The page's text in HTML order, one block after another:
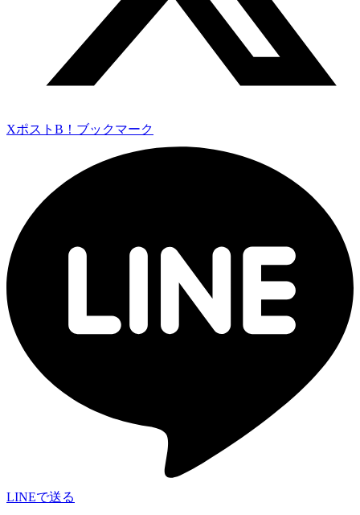
Xポスト B！ブックマーク
LINEで送る